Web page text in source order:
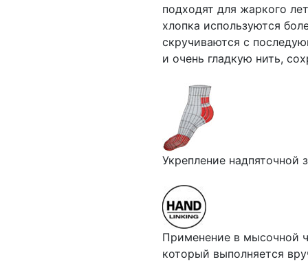
подходят для жаркого
хлопка используются
скручиваются с
и очень гладкую нить,
Укрепление надпяточной
Применение в мысочной
который выполняется